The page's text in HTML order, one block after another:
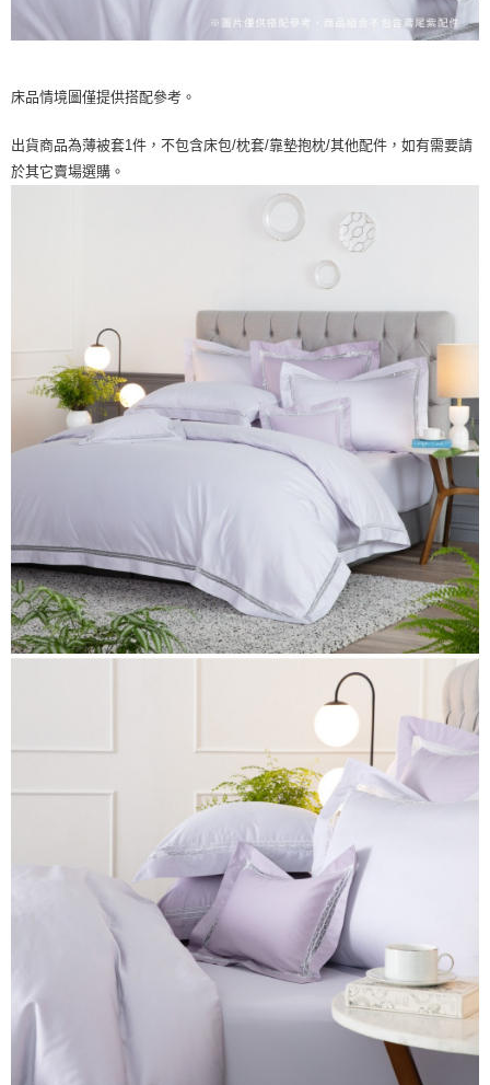
床品情境圖僅提供搭配參考。
出貨商品為薄被套1件，不包含床包/枕套/靠墊抱枕/其他配件，如有需要請
於其它賣場選購。